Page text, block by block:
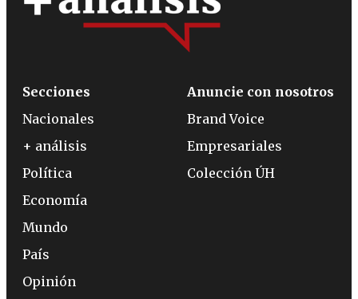
Secciones
Nacionales
+ análisis
Política
Economía
Mundo
País
Opinión
Anuncie con nosotros
Brand Voice
Empresariales
Colección ÚH